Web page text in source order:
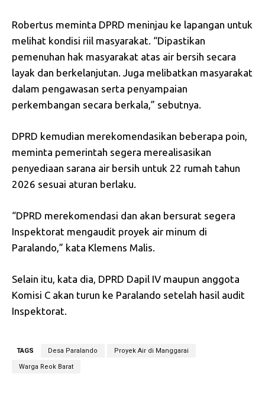
Robertus meminta DPRD meninjau ke lapangan untuk
melihat kondisi riil masyarakat. “Dipastikan
pemenuhan hak masyarakat atas air bersih secara
layak dan berkelanjutan. Juga melibatkan masyarakat
dalam pengawasan serta penyampaian
perkembangan secara berkala,” sebutnya.
DPRD kemudian merekomendasikan beberapa poin,
meminta pemerintah segera merealisasikan
penyediaan sarana air bersih untuk 22 rumah tahun
2026 sesuai aturan berlaku.
“DPRD merekomendasi dan akan bersurat segera
Inspektorat mengaudit proyek air minum di
Paralando,” kata Klemens Malis.
Selain itu, kata dia, DPRD Dapil IV maupun anggota
Komisi C akan turun ke Paralando setelah hasil audit
Inspektorat.
TAGS Desa Paralando Proyek Air di Manggarai
Warga Reok Barat